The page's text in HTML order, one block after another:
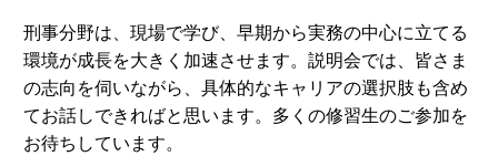
刑事分野は、現場で学び、早期から実務の中心に立てる
環境が成長を大きく加速させます。説明会では、皆さま
の志向を伺いながら、具体的なキャリアの選択肢も含め
てお話しできればと思います。多くの修習生のご参加を
お待ちしています。